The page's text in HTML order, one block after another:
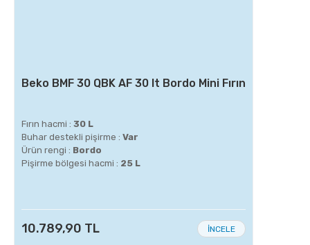
Beko BMF 30 QBK AF 30 lt Bordo Mini Fırın
Fırın hacmi : 30 L
Buhar destekli pişirme : Var
Ürün rengi : Bordo
Pişirme bölgesi hacmi : 25 L
10.789,90 TL İNCELE